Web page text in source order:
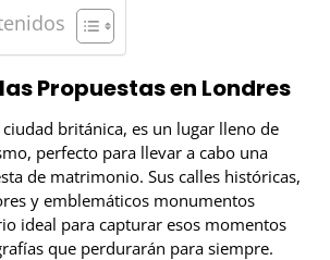
Propuestas en Londres
británica, es un lugar lleno de
perfecto para llevar a cabo una
de matrimonio. Sus calles históricas,
y emblemáticos monumentos
ideal para capturar esos momentos
que perdurarán para siempre.